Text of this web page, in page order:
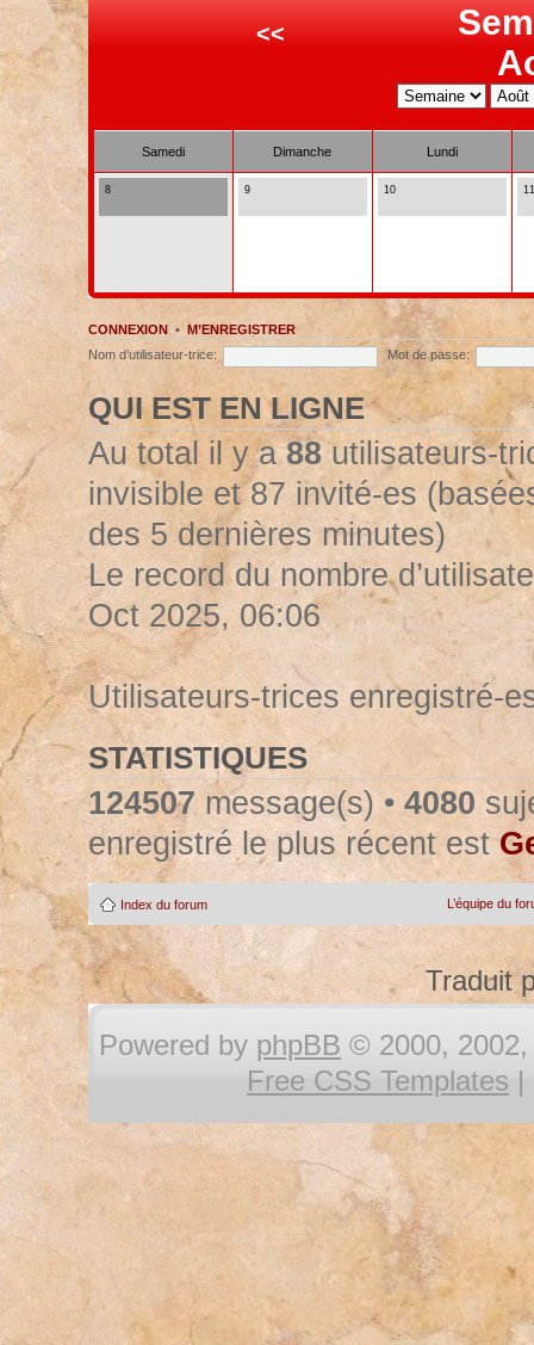
<<
Samedi Dimanche Lundi
8 9 10 11
CONNEXION• M’ENREGISTRER
Nom d’utilisateur-trice:
Mot de passe:
QUI EST EN LIGNE
Au total il y a88utilisateurs-
invisible et 87 invité-es
des 5 dernières minutes)
Le record du nombre
Oct 2025, 06:06
Utilisateurs-trices enregistré-
STATISTIQUES
124507 message(s) • 4080
enregistré le plus récent est
Index du forum L’équipe du
Traduit
Powered by phpBB © 2000, 2002,
Free CSS Templates |